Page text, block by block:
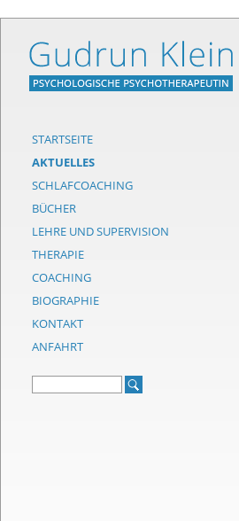
STARTSEITE
AKTUELLES
SCHLAFCOACHING
BÜCHER
LEHRE UND SUPERVISION
THERAPIE
COACHING
BIOGRAPHIE
KONTAKT
ANFAHRT